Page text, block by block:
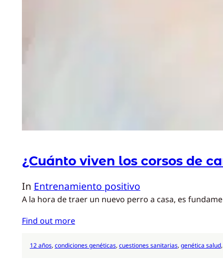
¿Cuánto viven los corsos de
In Entrenamiento positivo
A la hora de traer un nuevo perro a casa, es
Find out more
12 años, condiciones genéticas, cuestiones sanitarias, genética salud